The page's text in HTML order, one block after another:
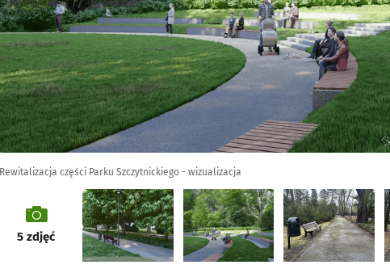
Rewitalizacja części Parku Szczytnickiego - wizualizacja
galeria
5 zdjęć